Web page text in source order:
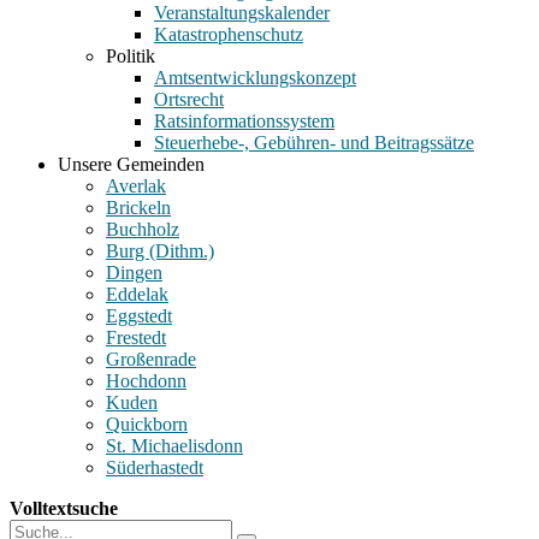
Veranstaltungskalender
Katastrophenschutz
Politik
Amtsentwicklungskonzept
Ortsrecht
Ratsinformationssystem
Steuerhebe-, Gebühren- und Beitragssätze
Unsere Gemeinden
Averlak
Brickeln
Buchholz
Burg (Dithm.)
Dingen
Eddelak
Eggstedt
Frestedt
Großenrade
Hochdonn
Kuden
Quickborn
St. Michaelisdonn
Süderhastedt
Volltextsuche